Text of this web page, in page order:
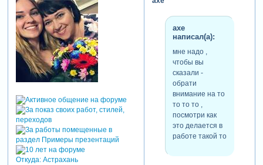
Откуда:Астрахань
axe
написал(а):
мне надо ,
чтобы вы
сказали -
обрати
внимание на то
то то то ,
посмотри как
это делается в
работе такой то